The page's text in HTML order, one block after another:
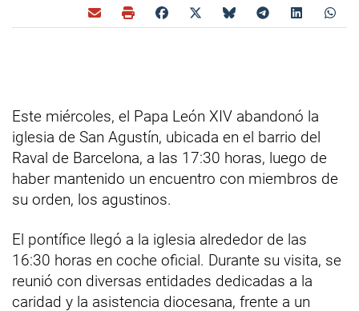
Este miércoles, el Papa León XIV abandonó la
iglesia de San Agustín, ubicada en el barrio del
Raval de Barcelona, a las 17:30 horas, luego de
haber mantenido un encuentro con miembros de
su orden, los agustinos.
El pontífice llegó a la iglesia alrededor de las
16:30 horas en coche oficial. Durante su visita, se
reunió con diversas entidades dedicadas a la
caridad y la asistencia diocesana, frente a un